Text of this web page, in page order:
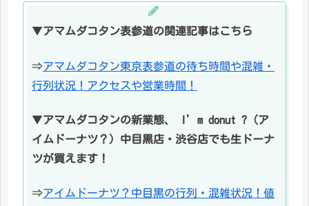
▼アマムダコタン表参道の関連記事はこちら
⇒アマムダコタン東京表参道の待ち時間や混雑・
行列状況！アクセスや営業時間！
▼アマムダコタンの新業態、 I’m donut ?（ア
イムドーナツ？）中目黒店・渋谷店でも生ドーナ
ツが買えます！
⇒アイムドーナツ？中目黒の行列・混雑状況！値